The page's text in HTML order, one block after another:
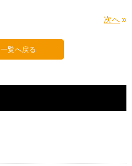
次へ »
一覧へ戻る